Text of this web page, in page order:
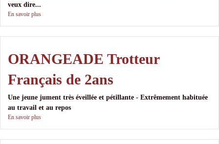
veux dire...
En savoir plus
ORANGEADE Trotteur
Français de 2ans
Une jeune jument très éveillée et pétillante - Extrêmement habituée
au travail et au repos
En savoir plus